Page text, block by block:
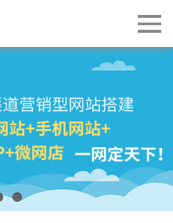
首页
关于我们
网站建设
手机微信
3